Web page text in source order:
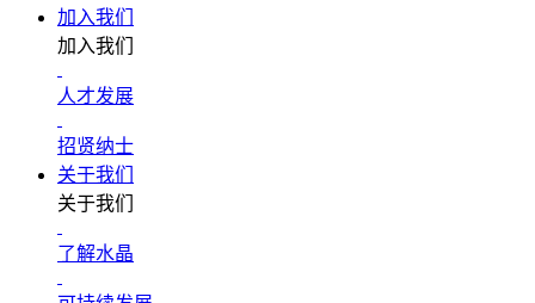
加入我们
加入我们
人才发展
招贤纳士
关于我们
关于我们
了解水晶